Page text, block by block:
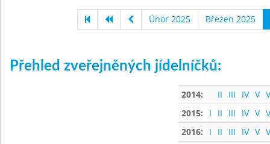
Únor 2025 Březen 2025
Přehled zveřejněných jídelníčků:
2014: II III IV V
2015:
I II III IV V
2016:
I II III IV V